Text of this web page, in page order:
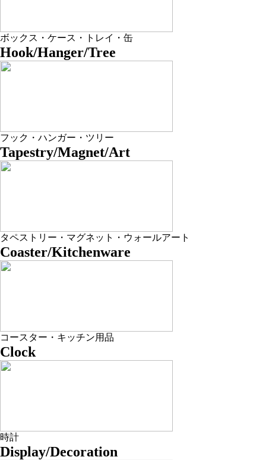
ボックス・ケース・トレイ・缶
Hook/Hanger/Tree
フック・ハンガー・ツリー
Tapestry/Magnet/Art
タペストリー・マグネット・ウォールアート
Coaster/Kitchenware
コースター・キッチン用品
Clock
時計
Display/Decoration